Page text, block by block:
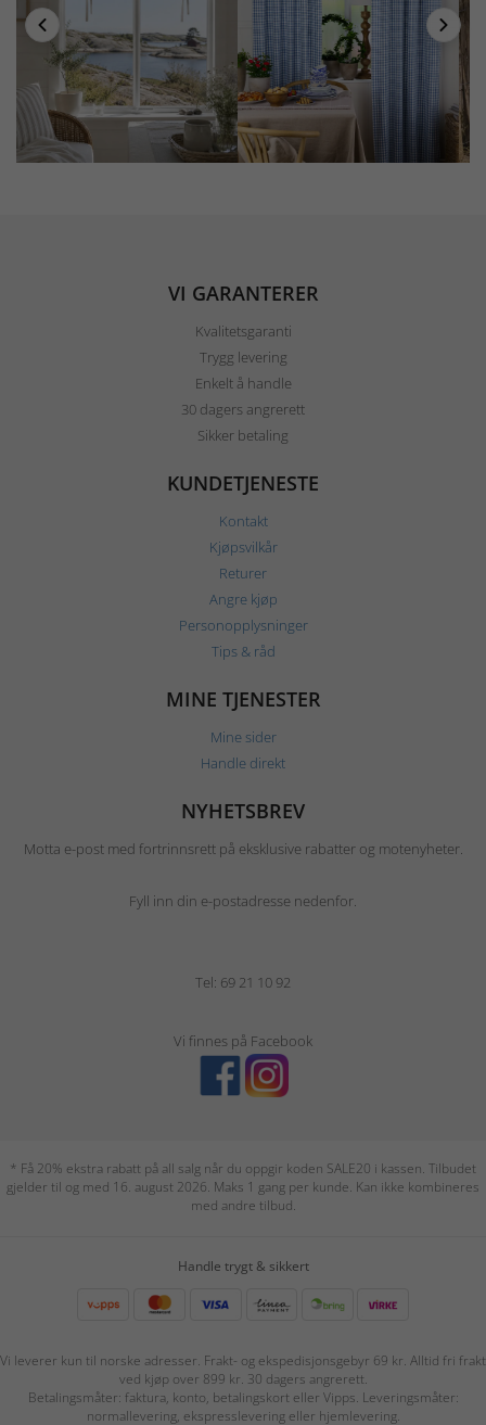
VI GARANTERER
Kvalitetsgaranti
Trygg levering
Enkelt å handle
30 dagers angrerett
Sikker betaling
KUNDETJENESTE
Kontakt
Kjøpsvilkår
Returer
Angre kjøp
Personopplysninger
Tips & råd
MINE TJENESTER
Mine sider
Handle direkt
NYHETSBREV
Motta e-post med fortrinnsrett på eksklusive rabatter og motenyheter.
Fyll inn din e-postadresse nedenfor.
Tel: 69 21 10 92
Vi finnes på Facebook
* Få 20% ekstra rabatt på all salg når du oppgir koden SALE20 i kassen. Tilbudet
gjelder til og med 16. august 2026. Maks 1 gang per kunde. Kan ikke kombineres
med andre tilbud.
Handle trygt & sikkert
Vi leverer kun til norske adresser. Frakt- og ekspedisjonsgebyr 69 kr. Alltid fri frakt
ved kjøp over 899 kr. 30 dagers angrerett.
Betalingsmåter: faktura, konto, betalingskort eller Vipps. Leveringsmåter:
normallevering, ekspresslevering eller hjemlevering.